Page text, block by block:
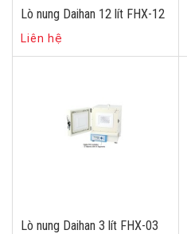
Lò nung Daihan 12 lít FHX-12
Liên hệ
Lò nung Daihan 3 lít FHX-03